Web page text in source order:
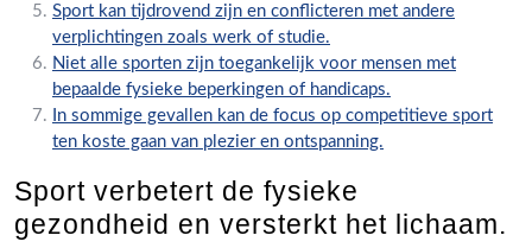
Sport kan tijdrovend zijn en conflicteren met andere
verplichtingen zoals werk of studie.
Niet alle sporten zijn toegankelijk voor mensen met
bepaalde fysieke beperkingen of handicaps.
In sommige gevallen kan de focus op competitieve sport
ten koste gaan van plezier en ontspanning.
Sport verbetert de fysieke
gezondheid en versterkt het lichaam.